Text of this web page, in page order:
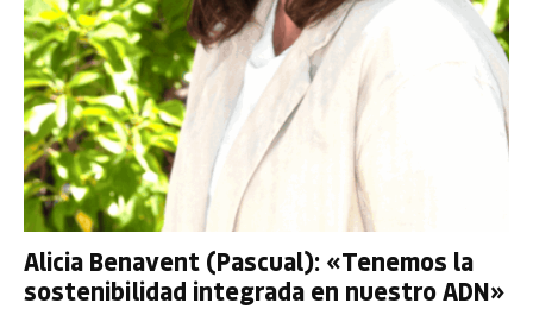
Alicia Benavent (Pascual): «Tenemos la
sostenibilidad integrada en nuestro ADN»